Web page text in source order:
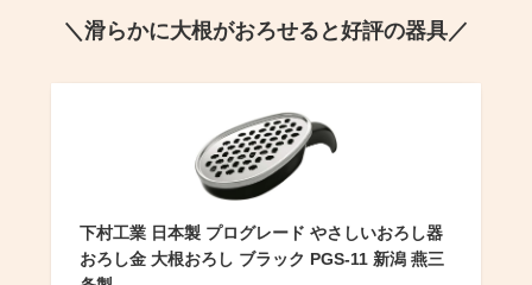
＼滑らかに大根がおろせると好評の器具／
下村工業 日本製 プログレード やさしいおろし器
おろし金 大根おろし ブラック PGS-11 新潟 燕三